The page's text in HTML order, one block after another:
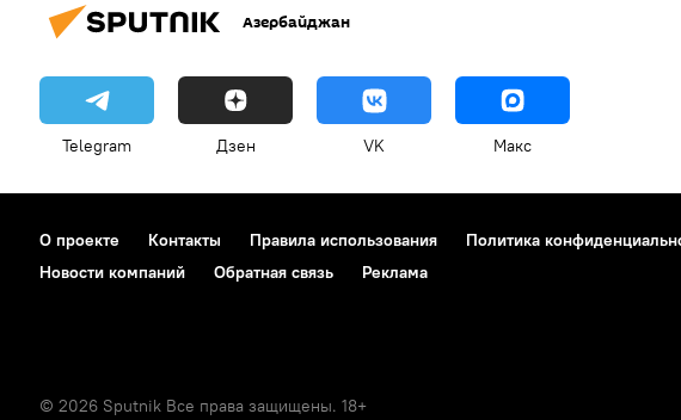
Азербайджан
Telegram Дзен VK Макс
О проекте Контакты Правила использования Политика
Новости компаний
Обратная связь Реклама
© 2026 Sputnik Все права защищены. 18+